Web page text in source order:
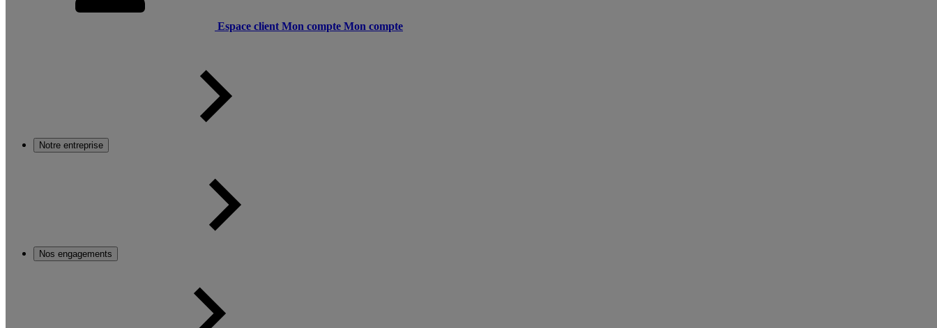
Espace client Mon compte Mon compte
Notre entreprise
Nos engagements